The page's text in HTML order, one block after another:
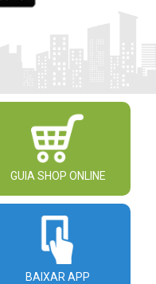
GUIA SHOP ONLINE
BAIXAR APP